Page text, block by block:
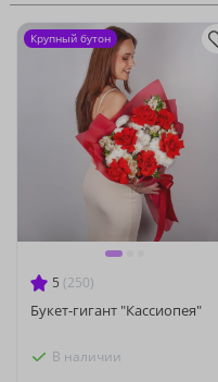
5 (250)
Букет-гигант "Кассиопея"
В наличии
Крупный бутон